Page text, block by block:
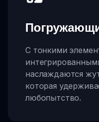
С тонкими
наслаждаются
которая
любопытство.